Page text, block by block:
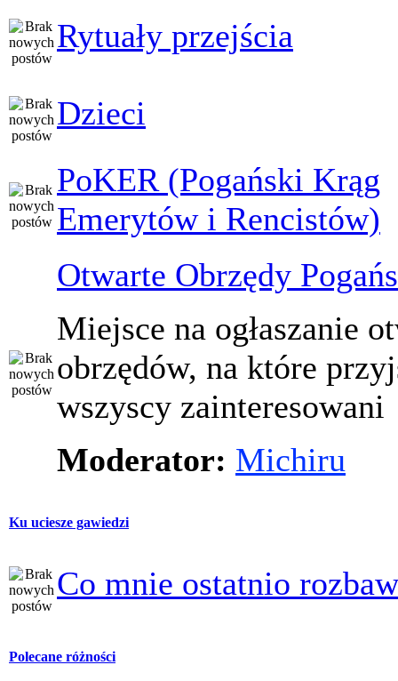
Rytuały przejścia
Dzieci
PoKER (Pogański Krąg
Emerytów i Rencistów)
Otwarte Obrzędy
Miejsce na ogłaszanie
obrzędów, na które
wszyscy zainteresowani
Moderator: Michiru
Ku uciesze gawiedzi
Co mnie ostatnio
Polecane różności